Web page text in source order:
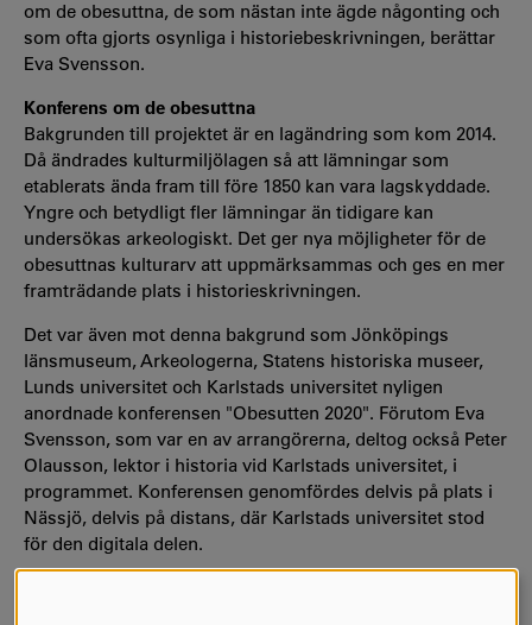
om de obesuttna, de som nästan inte ägde någonting och
som ofta gjorts osynliga i historiebeskrivningen, berättar
Eva Svensson.
Konferens om de obesuttna
Bakgrunden till projektet är en lagändring som kom 2014.
Då ändrades kulturmiljölagen så att lämningar som
etablerats ända fram till före 1850 kan vara lagskyddade.
Yngre och betydligt fler lämningar än tidigare kan
undersökas arkeologiskt. Det ger nya möjligheter för de
obesuttnas kulturarv att uppmärksammas och ges en mer
framträdande plats i historieskrivningen.
Det var även mot denna bakgrund som Jönköpings
länsmuseum, Arkeologerna, Statens historiska museer,
Lunds universitet och Karlstads universitet nyligen
anordnade konferensen "Obesutten 2020". Förutom Eva
Svensson, som var en av arrangörerna, deltog också Peter
Olausson, lektor i historia vid Karlstads universitet, i
programmet. Konferensen genomfördes delvis på plats i
Nässjö, delvis på distans, där Karlstads universitet stod
för den digitala delen.